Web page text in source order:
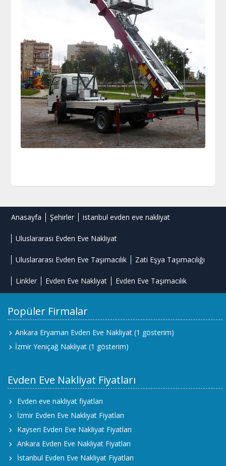
Anasayfa Şehirler istanbul evden eve nakliyat
Uluslararası Evden Eve Nakliyat
Uluslararası Evden Eve Taşımacılık Zati Eşya Taşımacılığı
Linkler Evden Eve Nakliyat Evden Eve Taşımacılık
Popüler Firmalar
Ankara Eryaman Evden Eve Nakliyat (1 gösterim)
İzmir Yeniçağ Nakliyat (1 gösterim)
Evden Eve Nakliyat Fiyatları
Evden eve nakliyat fiyatları
İzmir Evden Eve Nakliyat Fiyatları
Kayseri Evden Eve Nakliyat Fiyatları
Ankara Evden Eve Nakliyat Fiyatları
İstanbul Evden Eve Nakliyat Fiyatları